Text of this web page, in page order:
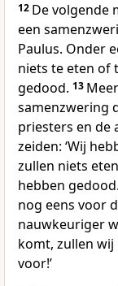
12 De volgende
een
Paulus. Onder
niets te eten of
gedood. 13
samenzwering
priesters en de
zeiden: ‘Wij
zullen niets
hebben gedood.
nog eens voor
nauwkeuriger
komt, zullen
voor!’